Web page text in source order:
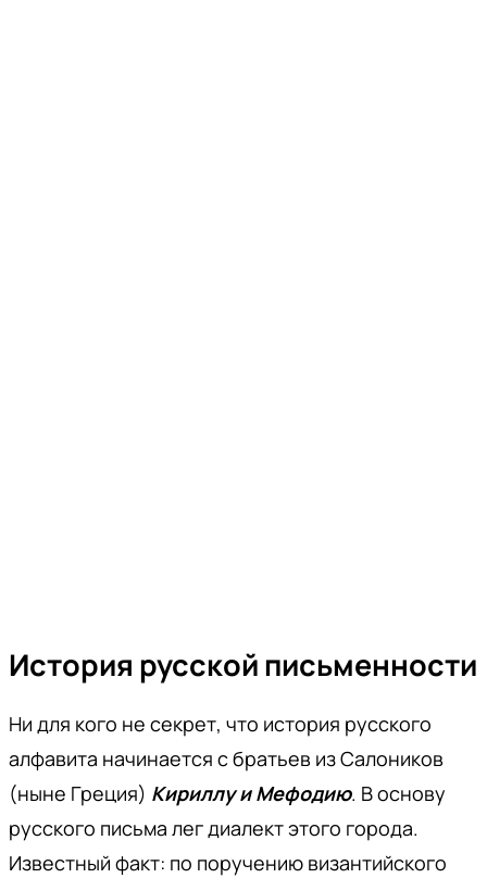
История русской письменности
Ни для кого не секрет, что история русского
алфавита начинается с братьев из Салоников
(ныне Греция) Кириллу и Мефодию. В основу
русского письма лег диалект этого города.
Известный факт: по поручению византийского